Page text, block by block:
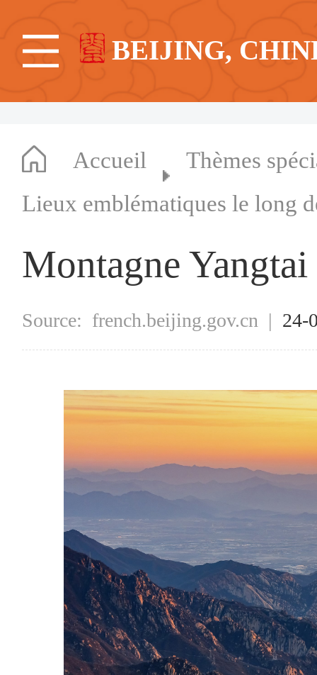
BEIJING,
Accueil
Thèmes
Lieux emblématiques le long
Montagne
Source: french.beijing.gov.cn | 24-